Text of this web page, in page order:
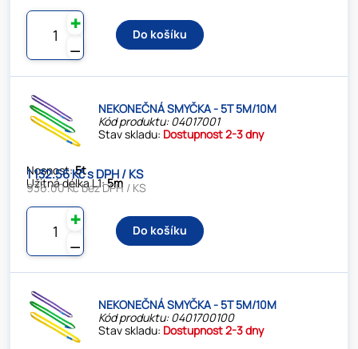
⚊
✚
Do košíku
NEKONEČNÁ SMYČKA - 5T 5M/10M
Kód produktu: 04017001
Stav skladu: Dostupnost 2-3 dny
Nosnost:5t
Užitná délka L1:5m
1 132.56 Kč s DPH / KS
936.00 Kč bez DPH / KS
⚊
✚
Do košíku
NEKONEČNÁ SMYČKA - 5T 5M/10M
Kód produktu: 0401700100
Stav skladu: Dostupnost 2-3 dny